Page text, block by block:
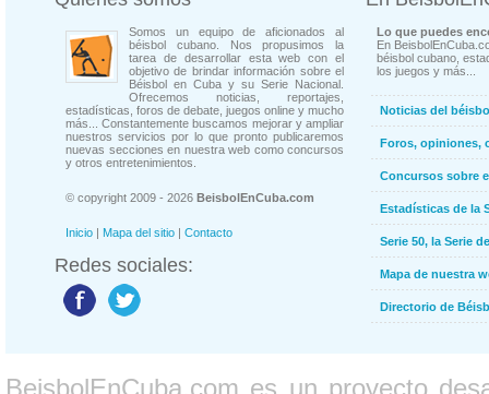
Somos un equipo de aficionados al
béisbol cubano. Nos propusimos la
tarea de desarrollar esta web con el
objetivo de brindar información sobre el
Béisbol en Cuba y su Serie Nacional.
Ofrecemos noticias, reportajes,
estadísticas, foros de debate, juegos online y mucho
más... Constantemente buscamos mejorar y ampliar
nuestros servicios por lo que pronto publicaremos
nuevas secciones en nuestra web como concursos
y otros entretenimientos.
© copyright 2009 - 2026 BeisbolEnCuba.com
Inicio | Mapa del sitio | Contacto
Redes sociales:
Lo que puedes
En
béisbol cubano,
los juegos y más...
Noticias del
Foros, opiniones,
Concursos sobre
Estadísticas de la
Serie 50, la Serie
Mapa de nuestra
Directorio de
BeisbolEnCuba.com es un proyecto